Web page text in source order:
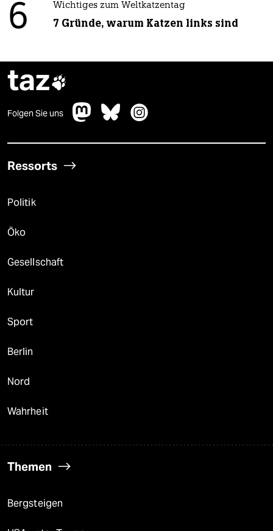
6 Wichtiges zum Weltkatzentag
7 Gründe, warum Katzen links sind
taz
Folgen Sie uns
Ressorts
Politik
Öko
Gesellschaft
Kultur
Sport
Berlin
Nord
Wahrheit
Themen
Bergsteigen